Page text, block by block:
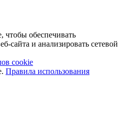
обеспечивать
сайта и анализировать сетевой
cookie
Правила использования